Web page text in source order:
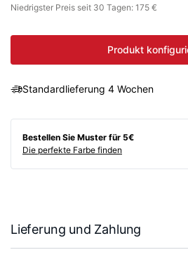
Niedrigster Preis seit 30 Tagen: 175 €
Produkt
Standardlieferung 4 Wochen
Bestellen Sie Muster für 5€
Die perfekte Farbe finden
Lieferung und Zahlung